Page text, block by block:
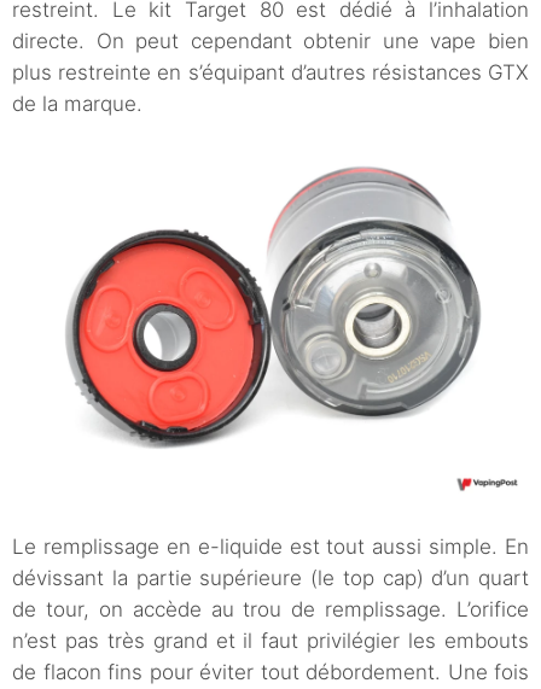
restreint. Le kit Target 80 est dédié à l’inhalation
directe. On peut cependant obtenir une vape bien
plus restreinte en s’équipant d’autres résistances GTX
de la marque.
Le remplissage en e-liquide est tout aussi simple. En
dévissant la partie supérieure (le top cap) d’un quart
de tour, on accède au trou de remplissage. L’orifice
n’est pas très grand et il faut privilégier les embouts
de flacon fins pour éviter tout débordement. Une fois